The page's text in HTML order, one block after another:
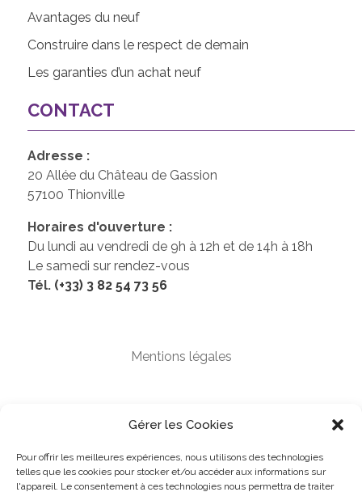
Gérer les Cookies
Pour offrir les meilleures expériences, nous utilisons des technologies
telles que les cookies pour stocker et/ou accéder aux informations sur
l'appareil. Le consentement à ces technologies nous permettra de traiter
Avantages du neuf
Construire dans le respect de demain
Les garanties d’un achat neuf
CONTACT
Adresse :
20 Allée du Château de Gassion
57100 Thionville
Horaires d'ouverture :
Du lundi au vendredi de 9h à 12h et de 14h à 18h
Le samedi sur rendez-vous
Tél. (+33) 3 82 54 73 56
Mentions légales
Designed bypushthebrand.com- Developed by